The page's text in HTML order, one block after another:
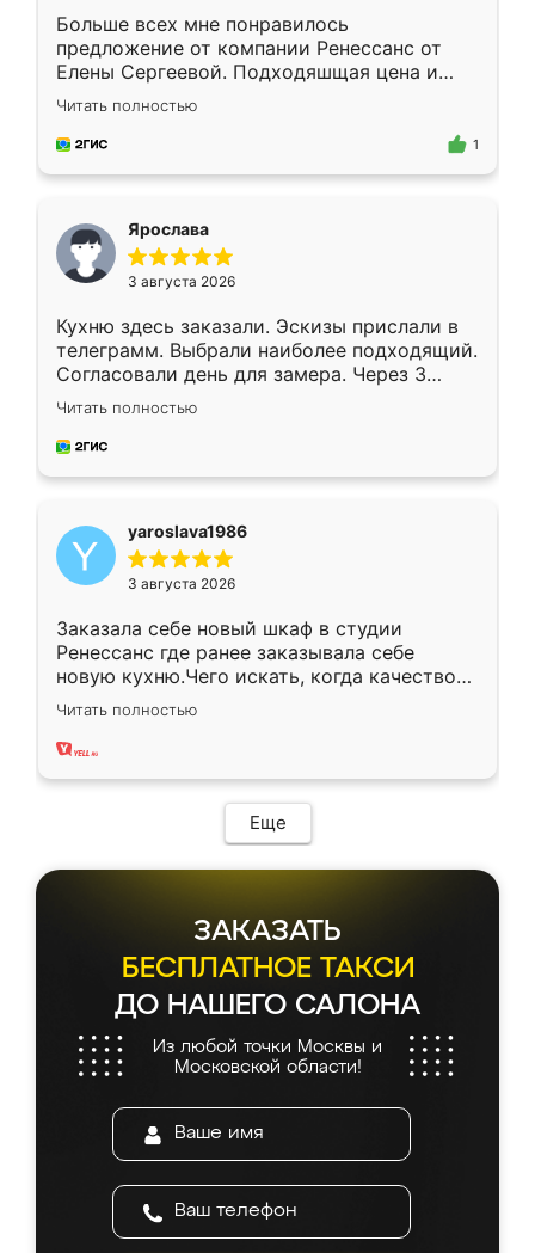
Больше всех мне понравилось
предложение от компании Ренессанс от
Елены Сергеевой. Подходяшщая цена и
короткие сроки изготовления. Приехавший
для замера сотрудник Владислав
предложил по моему эскизу самый
Читать полностью
1
Ярослава
3 августа 2026
Кухню здесь заказали. Эскизы прислали в
телеграмм. Выбрали наиболее подходящий.
Согласовали день для замера. Через 3
недели кухня была уже готова. Остались
довольны работой. Спасибо Ренессанс
мебель за качественную работу!
Читать полностью
yaroslava1986
3 августа 2026
Заказала себе новый шкаф в студии
Ренессанс где ранее заказывала себе
новую кухню.Чего искать, когда качеством
вполне довольна. Служит кухня уже почти
два года, нареканий нет.
Читать полностью
Еще
ЗАКАЗАТЬ
БЕСПЛАТНОЕ ТАКСИ
ДО НАШЕГО САЛОНА
Из любой точки Москвы и
Московской области!